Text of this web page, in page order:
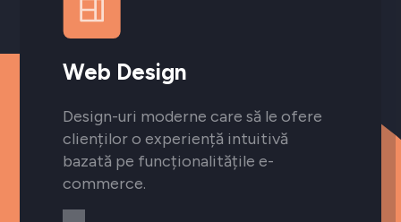
Web Design
Design-uri moderne care să le ofere
clienților o experiență intuitivă
bazată pe funcționalitățile e-
commerce.